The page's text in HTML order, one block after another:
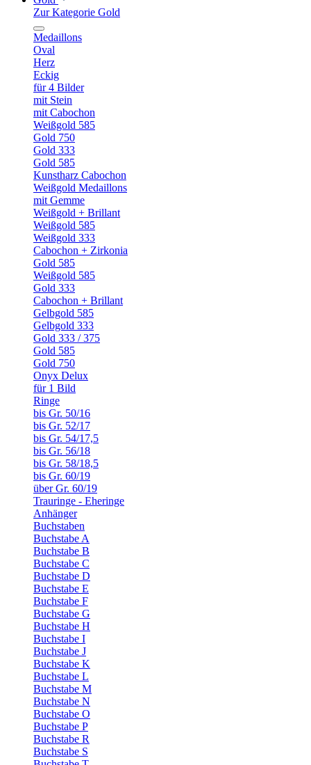
Zur Kategorie Gold
Medaillons
Oval
Herz
Eckig
für 4 Bilder
mit Stein
mit Cabochon
Weißgold 585
Gold 750
Gold 333
Gold 585
Kunstharz Cabochon
Weißgold Medaillons
mit Gemme
Weißgold + Brillant
Weißgold 585
Weißgold 333
Cabochon + Zirkonia
Gold 585
Weißgold 585
Gold 333
Cabochon + Brillant
Gelbgold 585
Gelbgold 333
Gold 333 / 375
Gold 585
Gold 750
Onyx Delux
für 1 Bild
Ringe
bis Gr. 50/16
bis Gr. 52/17
bis Gr. 54/17,5
bis Gr. 56/18
bis Gr. 58/18,5
bis Gr. 60/19
über Gr. 60/19
Trauringe - Eheringe
Anhänger
Buchstaben
Buchstabe A
Buchstabe B
Buchstabe C
Buchstabe D
Buchstabe E
Buchstabe F
Buchstabe G
Buchstabe H
Buchstabe I
Buchstabe J
Buchstabe K
Buchstabe L
Buchstabe M
Buchstabe N
Buchstabe O
Buchstabe P
Buchstabe R
Buchstabe S